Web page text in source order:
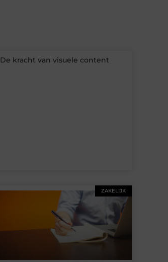
De kracht van visuele content
ZAKELIJK